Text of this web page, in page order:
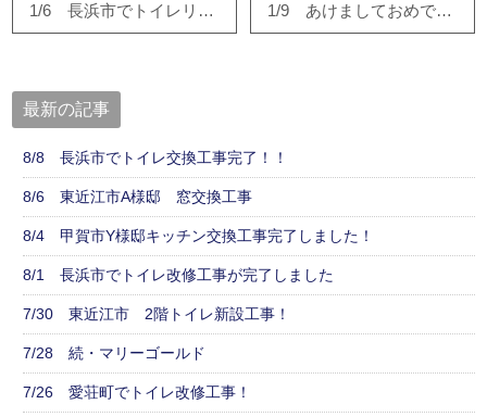
1/6 長浜市でトイレリフォーム工事完了！！ 1/9 あけましておめでとうございます！！
最新の記事
8/8 長浜市でトイレ交換工事完了！！
8/6 東近江市A様邸 窓交換工事
8/4 甲賀市Y様邸キッチン交換工事完了しました！
8/1 長浜市でトイレ改修工事が完了しました
7/30 東近江市 2階トイレ新設工事！
7/28 続・マリーゴールド
7/26 愛荘町でトイレ改修工事！